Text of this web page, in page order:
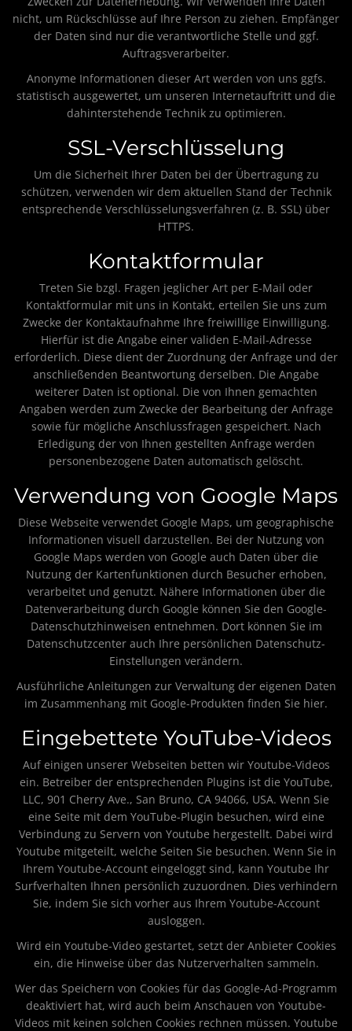
nicht, um Rückschlüsse auf Ihre Person zu ziehen. Empfänger
der Daten sind nur die verantwortliche Stelle und ggf.
Auftragsverarbeiter.
Anonyme Informationen dieser Art werden von uns ggfs.
statistisch ausgewertet, um unseren Internetauftritt und die
dahinterstehende Technik zu optimieren.
SSL-Verschlüsselung
Um die Sicherheit Ihrer Daten bei der Übertragung zu
schützen, verwenden wir dem aktuellen Stand der Technik
entsprechende Verschlüsselungsverfahren (z. B. SSL) über
HTTPS.
Kontaktformular
Treten Sie bzgl. Fragen jeglicher Art per E-Mail oder
Kontaktformular mit uns in Kontakt, erteilen Sie uns zum
Zwecke der Kontaktaufnahme Ihre freiwillige Einwilligung.
Hierfür ist die Angabe einer validen E-Mail-Adresse
erforderlich. Diese dient der Zuordnung der Anfrage und der
anschließenden Beantwortung derselben. Die Angabe
weiterer Daten ist optional. Die von Ihnen gemachten
Angaben werden zum Zwecke der Bearbeitung der Anfrage
sowie für mögliche Anschlussfragen gespeichert. Nach
Erledigung der von Ihnen gestellten Anfrage werden
personenbezogene Daten automatisch gelöscht.
Verwendung von Google Maps
Diese Webseite verwendet Google Maps, um geographische
Informationen visuell darzustellen. Bei der Nutzung von
Google Maps werden von Google auch Daten über die
Nutzung der Kartenfunktionen durch Besucher erhoben,
verarbeitet und genutzt. Nähere Informationen über die
Datenverarbeitung durch Google können Sie den Google-
Datenschutzhinweisen entnehmen. Dort können Sie im
Datenschutzcenter auch Ihre persönlichen Datenschutz-
Einstellungen verändern.
Ausführliche Anleitungen zur Verwaltung der eigenen Daten
im Zusammenhang mit Google-Produkten finden Sie hier.
Eingebettete YouTube-Videos
Auf einigen unserer Webseiten betten wir Youtube-Videos
ein. Betreiber der entsprechenden Plugins ist die YouTube,
LLC, 901 Cherry Ave., San Bruno, CA 94066, USA. Wenn Sie
eine Seite mit dem YouTube-Plugin besuchen, wird eine
Verbindung zu Servern von Youtube hergestellt. Dabei wird
Youtube mitgeteilt, welche Seiten Sie besuchen. Wenn Sie in
Ihrem Youtube-Account eingeloggt sind, kann Youtube Ihr
Surfverhalten Ihnen persönlich zuzuordnen. Dies verhindern
Sie, indem Sie sich vorher aus Ihrem Youtube-Account
ausloggen.
Wird ein Youtube-Video gestartet, setzt der Anbieter Cookies
ein, die Hinweise über das Nutzerverhalten sammeln.
Wer das Speichern von Cookies für das Google-Ad-Programm
deaktiviert hat, wird auch beim Anschauen von Youtube-
Videos mit keinen solchen Cookies rechnen müssen. Youtube